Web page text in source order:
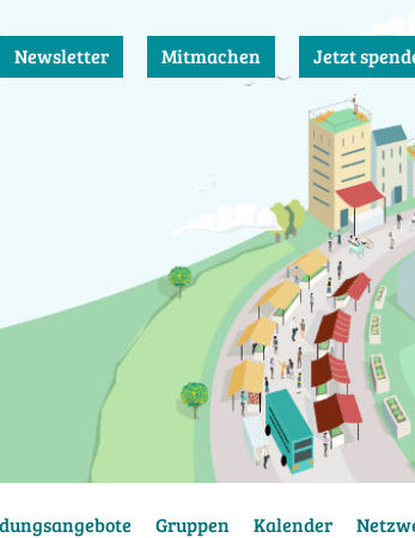
Newsletter Mitmachen Jetzt
Gruppen Kalender